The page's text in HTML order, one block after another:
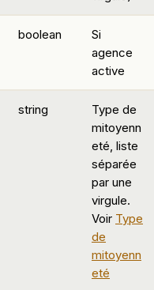
boolean
Si
agence
active
string
Type de
mitoyenn
eté, liste
séparée
par une
virgule.
Voir Type
de
mitoyenn
eté